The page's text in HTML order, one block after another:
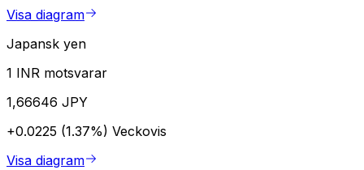
Visa diagram
Japansk yen
1 INR motsvarar
1,66646 JPY
+0.0225 (1.37%) Veckovis
Visa diagram